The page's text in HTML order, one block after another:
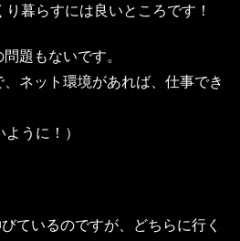
暮らすには良いところです！
題もないです。
ネット環境があれば、仕事でき
うに！）
ているのですが、どちらに行く